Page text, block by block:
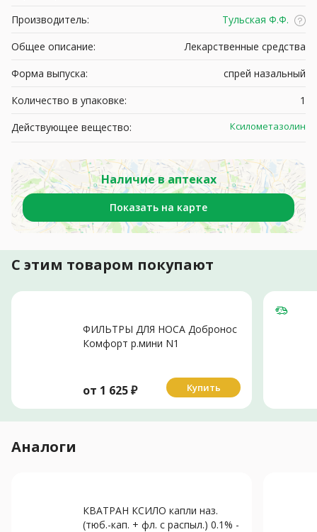
Производитель:
Тульская Ф.Ф.
Общее описание:
Лекарственные средства
Форма выпуска:
спрей назальный
Количество в упаковке:
1
Действующее вещество:
Ксилометазолин
Наличие в аптеках
Показать на карте
С этим товаром покупают
ФИЛЬТРЫ ДЛЯ НОСА Добронос
Комфорт р.мини N1
от 1 625₽ Купить
Аналоги
КВАТРАН КСИЛО капли наз.
(тюб.-кап. + фл. с распыл.) 0.1% -